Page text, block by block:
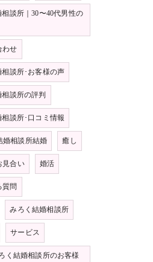
談所｜30〜40代男性の
わせ
談所･お客様の声
談所の評判
談所･口コミ情報
婚相談所結婚 癒し
見合い 婚活
質問
みろく結婚相談所
サービス
く結婚相談所のお客様